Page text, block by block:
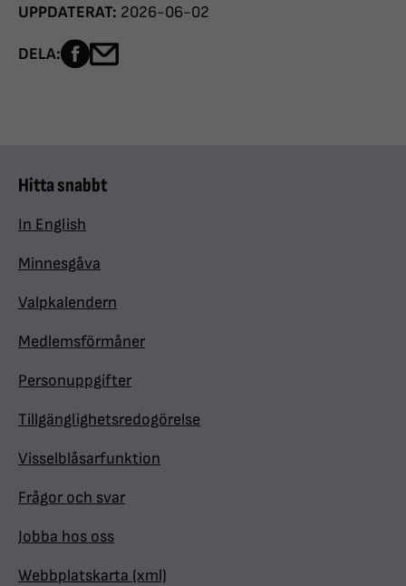
UPPDATERAT: 2026-06-02
DELA: Dela sidan på Facebook
Hitta snabbt
In English
Minnesgåva
Valpkalendern
Medlemsförmåner
Personuppgifter
Tillgänglighetsredogörelse
Visselblåsarfunktion
Frågor och svar
Jobba hos oss
Webbplatskarta (xml)